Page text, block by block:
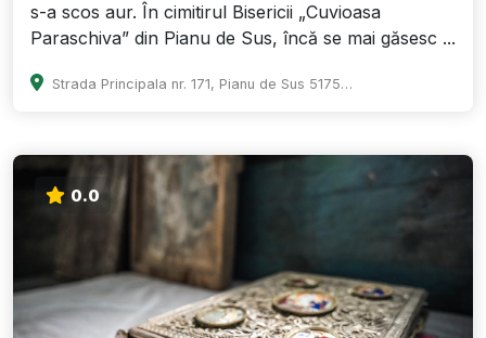
s-a scos aur. În cimitirul Bisericii „Cuvioasa
Paraschiva” din Pianu de Sus, încă se mai găsesc ...
Strada Principala nr. 171, Pianu de Sus 517537, județul Alba
0.0